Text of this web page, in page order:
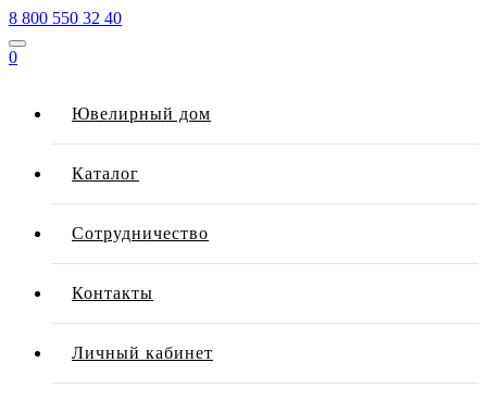
8 800 550 32 40
0
Ювелирный дом
Каталог
Сотрудничество
Контакты
Личный кабинет